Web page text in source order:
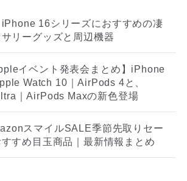
iPhone 16シリーズにおすすめの凄
リーグッズと周辺機器
イベント発表会まとめ】iPhone
Watch 10｜AirPods 4と、
｜AirPods Maxの新色登場
スマイルSALE季節先取りセー
すめ目玉商品｜最新情報まとめ